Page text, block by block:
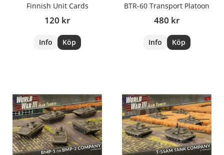
Finnish Unit Cards
120 kr
Info Köp
BTR-60 Transport Platoon
480 kr
Info Köp